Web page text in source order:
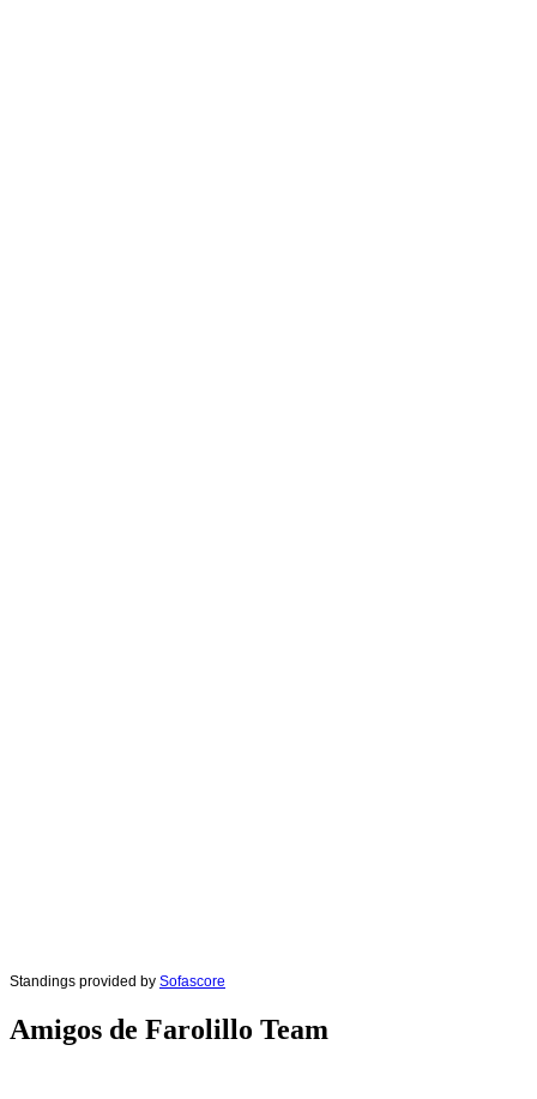
Standings provided by Sofascore
Amigos de Farolillo Team